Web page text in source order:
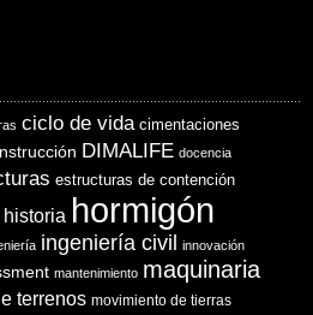
ciclo de vida cimentaciones
DIMALIFE docencia
estructuras de contención
historia hormigón
ingeniería civil innovación
mantenimiento maquinaria
terrenos movimiento de tierras